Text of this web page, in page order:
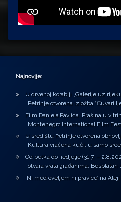
Najnovije:
U drvenoj korablji „Galerije uz
Petrinje otvorena izložba “Čuvari
Film Daniela Pavlića ‘Prašina u
Montenegro International Film
U središtu Petrinje otvorena
Kultura vraćena kući, u samo srce
Od petka do nedjelje (31.7. –
otvara vrata građanima:
‘Ni med cvetjem ni pravice’ na